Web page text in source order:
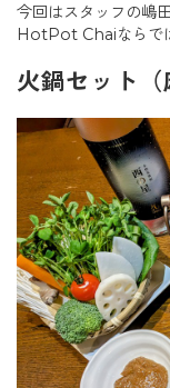
今回はスタッフの嶋
HotPot Chaiならで
火鍋セット（